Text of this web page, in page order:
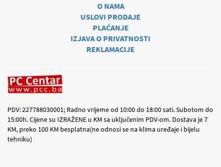
O NAMA
USLOVI PRODAJE
PLAĆANJE
IZJAVA O PRIVATNOSTI
REKLAMACIJE
PDV: 227788030001; Radno vrijeme od 10:00 do 18:00 sati. Subotom do
15:00h. Cijene su IZRAŽENE u KM sa uključenim PDV-om. Dostava je 7
KM, preko 100 KM besplatna(ne odnosi se na klima uređaje i bijelu
tehniku)